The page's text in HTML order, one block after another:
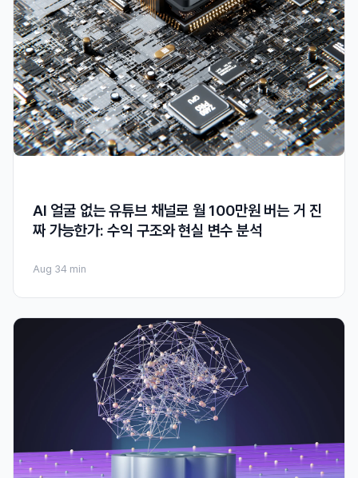
AI 얼굴 없는 유튜브 채널로 월 100만원 버는 거 진
짜 가능한가: 수익 구조와 현실 변수 분석
Aug 34 min